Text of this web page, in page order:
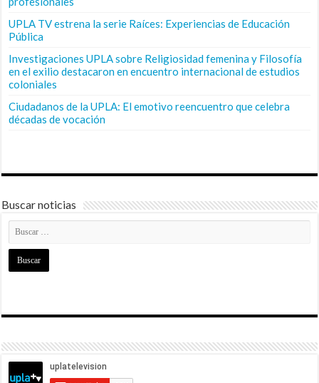
UPLA TV estrena la serie Raíces: Experiencias de Educación
Pública
Investigaciones UPLA sobre Religiosidad femenina y Filosofía
en el exilio destacaron en encuentro internacional de estudios
coloniales
Ciudadanos de la UPLA: El emotivo reencuentro que celebra
décadas de vocación
Buscar noticias